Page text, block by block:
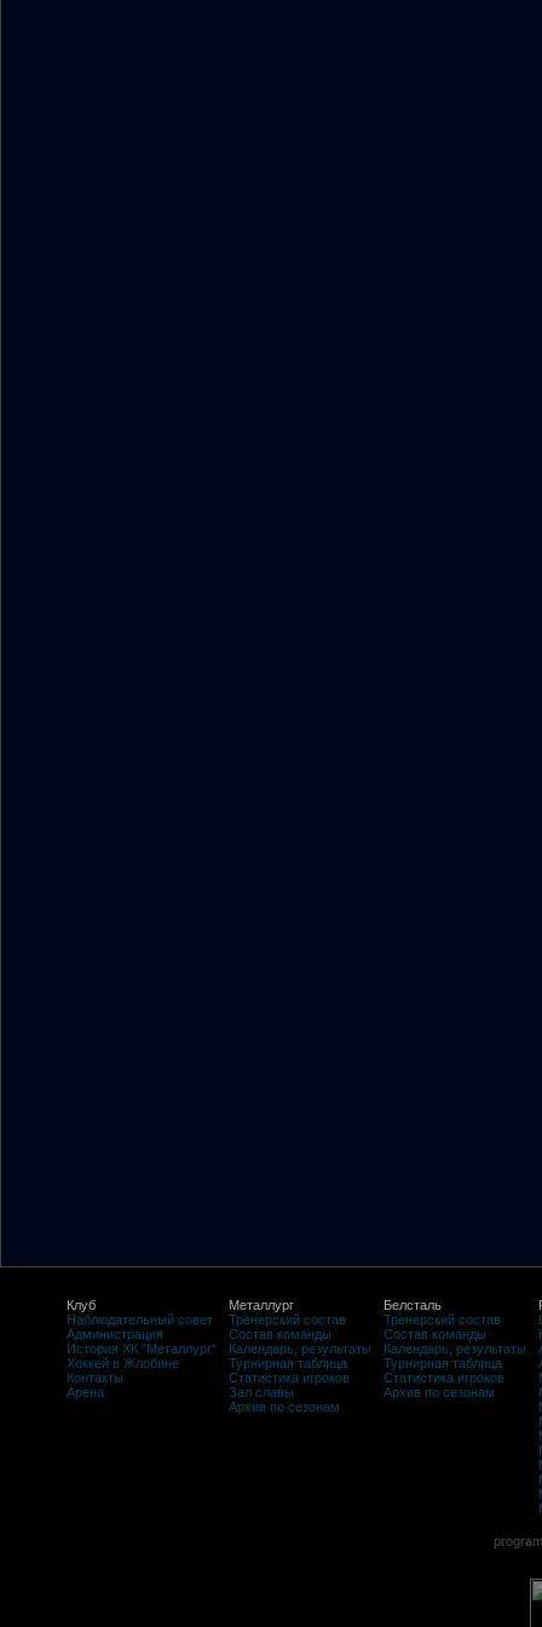
Клуб
Наблюдательный совет
Администрация
История ХК "Металлург"
Хоккей в Жлобине
Контакты
Арена
Металлург
Тренерский состав
Состав команды
Календарь, результаты
Турнирная таблица
Статистика игроков
Зал славы
Архив по сезонам
Белсталь
Тренерский состав
Состав команды
Календарь, результаты
Турнирная таблица
Статистика игроков
Архив по сезонам